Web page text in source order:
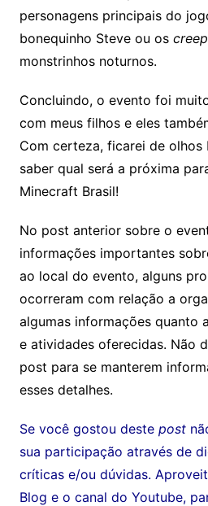
personagens principais do
bonequinho Steve ou os
monstrinhos noturnos.
Concluindo, o evento foi
com meus filhos e eles
Com certeza, ficarei de olhos
saber qual será a próxima
Minecraft Brasil!
No post anterior sobre o
informações importantes
ao local do evento, alguns
ocorreram com relação a
algumas informações quanto
e atividades oferecidas. Não
post para se manterem
esses detalhes.
Se você gostou deste post
sua participação através de
críticas e/ou dúvidas.
Blog e o canal do Youtube,